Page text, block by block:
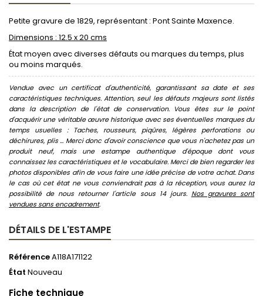
Petite gravure de 1829, représentant : Pont Sainte Maxence.
Dimensions : 12.5 x 20 cms
État moyen avec diverses défauts ou marques du temps, plus
ou moins marqués.
Vendue avec un certificat d'authenticité, garantissant sa date et ses
caractéristiques techniques. Attention, seul les défauts majeurs sont listés
dans la description de l'état de conservation. Vous êtes sur le point
d'acquérir une véritable œuvre historique avec ses éventuelles marques du
temps usuelles : Taches, rousseurs, piqûres, légères perforations ou
déchirures, plis ... Merci donc d'avoir conscience que vous n'achetez pas un
produit neuf, mais une estampe authentique d'époque dont vous
connaissez les caractéristiques et le vocabulaire. Merci de bien regarder les
photos disponibles afin de vous faire une idée précise de votre achat. Dans
le cas où cet état ne vous conviendrait pas à la réception, vous aurez la
possibilité de nous retourner l'article sous 14 jours. Nos gravures sont
vendues sans encadrement.
DÉTAILS DE L'ESTAMPE
RéférenceA118A171122
État Nouveau
Fiche technique